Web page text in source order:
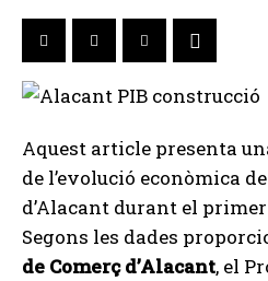
Aquest article presenta
de l’evolució econòmica
d’Alacant durant el
Segons les dades
de Comerç d’Alacant, el